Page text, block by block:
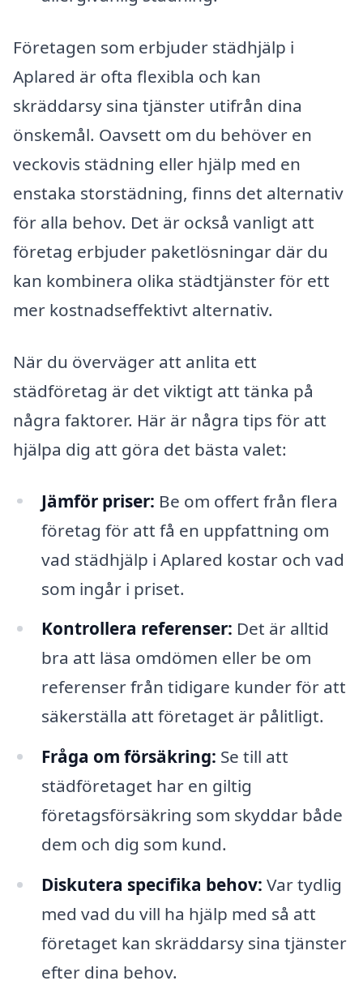
Företagen som erbjuder städhjälp i
Aplared är ofta flexibla och kan
skräddarsy sina tjänster utifrån dina
önskemål. Oavsett om du behöver en
veckovis städning eller hjälp med en
enstaka storstädning, finns det alternativ
för alla behov. Det är också vanligt att
företag erbjuder paketlösningar där du
kan kombinera olika städtjänster för ett
mer kostnadseffektivt alternativ.
När du överväger att anlita ett
städföretag är det viktigt att tänka på
några faktorer. Här är några tips för att
hjälpa dig att göra det bästa valet:
Jämför priser: Be om offert från flera
företag för att få en uppfattning om
vad städhjälp i Aplared kostar och vad
som ingår i priset.
Kontrollera referenser: Det är alltid
bra att läsa omdömen eller be om
referenser från tidigare kunder för att
säkerställa att företaget är pålitligt.
Fråga om försäkring: Se till att
städföretaget har en giltig
företagsförsäkring som skyddar både
dem och dig som kund.
Diskutera specifika behov: Var tydlig
med vad du vill ha hjälp med så att
företaget kan skräddarsy sina tjänster
efter dina behov.